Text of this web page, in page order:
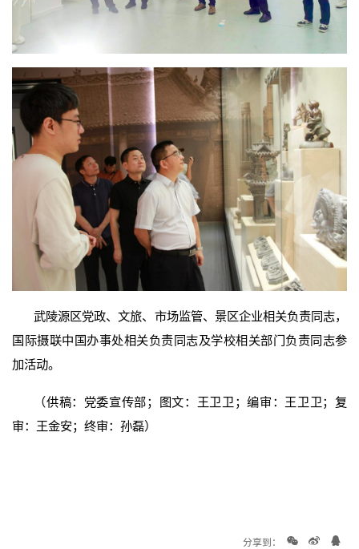
武陵源区党政、文旅、市场监管、景区企业相关负责同志，
国际摄联中国办事处相关负责同志及学校相关部门负责同志参
加活动。
（供稿：党委宣传部；图文：王卫卫；编审：王卫卫；复
审：王金安；终审：孙磊）
分享到：